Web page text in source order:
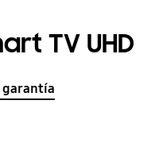
TV UHD